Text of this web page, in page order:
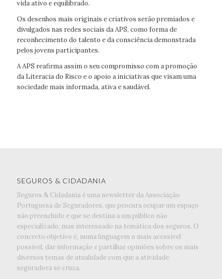
vida ativo e equilibrado.
Os desenhos mais originais e criativos serão premiados e
divulgados nas redes sociais da APS, como forma de
reconhecimento do talento e da consciência demonstrada
pelos jovens participantes.
A APS reafirma assim o seu compromisso com a promoção
da Literacia do Risco e o apoio a iniciativas que visam uma
sociedade mais informada, ativa e saudável.
SEGUROS & CIDADANIA
Seguros & Cidadania é uma newsletter da Associação
Portuguesa de Seguradores, que procura ocupar um espaço
não preenchido e que se destina a um público não
especializado, mas interessado na temática dos seguros. O
concreto objetivo é, numa linguagem o mais acessível
possível, dar informação e partilhar opiniões sobre os mais
diversos temas de atualidade com que a atividade
seguradora se cruza.